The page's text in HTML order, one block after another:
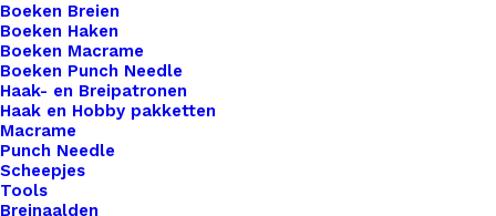
Boeken Breien
Boeken Haken
Boeken Macrame
Boeken Punch Needle
Haak- en Breipatronen
Haak en Hobby pakketten
Macrame
Punch Needle
Scheepjes
Tools
Breinaalden
uit te kiezen, kun je eenvoudig een sluiting vinden
die past bij de stijl en het ontwerp van je zelf
gemaakte portemonnee. Voeg een stijlvolle en
praktische afwerking toe aan je creaties met onze
diverse portemonneesluitingen.
7 op voorraad